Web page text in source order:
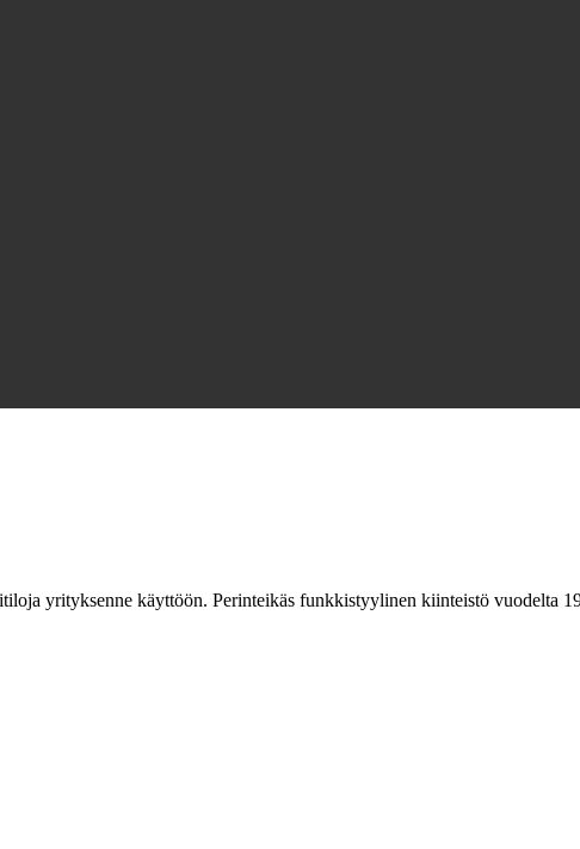
yrityksenne käyttöön. Perinteikäs funkkistyylinen kiinteistö vuodelta